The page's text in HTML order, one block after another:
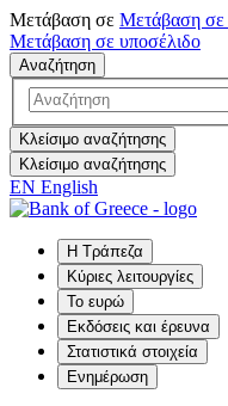
Μετάβαση σε Μετάβαση σε
Μετάβαση σε υποσέλιδο
Αναζήτηση
Κλείσιμο αναζήτησης
Κλείσιμο αναζήτησης
EN English
Η Τράπεζα
Κύριες λειτουργίες
Το ευρώ
Εκδόσεις και έρευνα
Στατιστικά στοιχεία
Ενημέρωση